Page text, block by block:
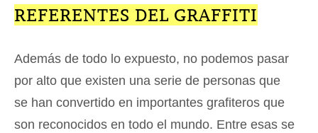
REFERENTES DEL GRAFFITI
Además de todo lo expuesto, no podemos pasar
por alto que existen una serie de personas que
se han convertido en importantes grafiteros que
son reconocidos en todo el mundo. Entre esas se